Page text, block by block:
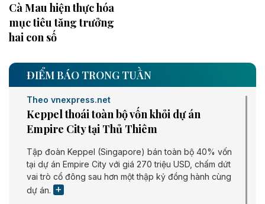
Cà Mau hiện thực hóa
mục tiêu tăng trưởng
hai con số
ĐIỂM BÁO TRONG TUẦN
Theo vnexpress.net
Keppel thoái toàn bộ vốn khỏi dự án
Empire City tại Thủ Thiêm
Tập đoàn Keppel (Singapore) bán toàn bộ 40% vốn
tại dự án Empire City với giá 270 triệu USD, chấm dứt
vai trò cổ đông sau hơn một thập kỷ đồng hành cùng
dự án.